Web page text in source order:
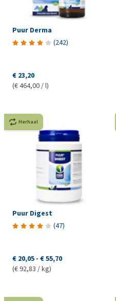
Puur Derma
(242)
€ 23,20
(€ 464,00 / l)
Herhaal
Puur Digest
(47)
€ 20,05 - € 55,70
(€ 92,83 / kg)